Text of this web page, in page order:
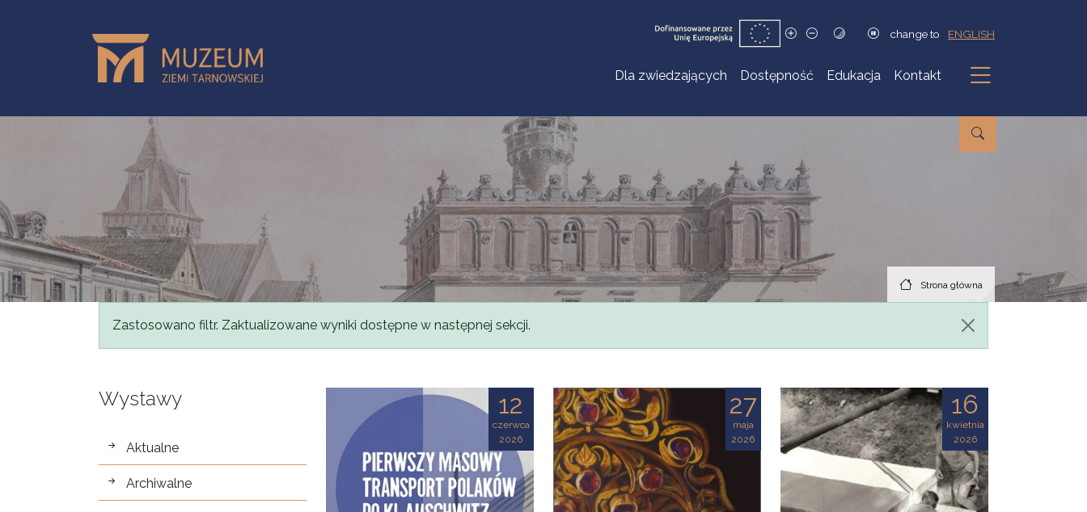
change to ENGLISH
Dla zwiedzających Dostępność Edukacja Kontakt
Podmenu
Strona główna
Komunikat
Zastosowano filtr. Zaktualizowane wyniki dostępne w następnej sekcji.
Wystawy
wystawy
Aktualne
Archiwalne
12
czerwca
2026
27
maja
2026
16
kwietnia
2026